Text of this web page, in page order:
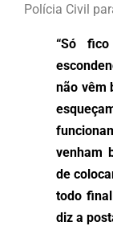
Polícia Civil
“Só
não vêm
venham
de
todo
diz a